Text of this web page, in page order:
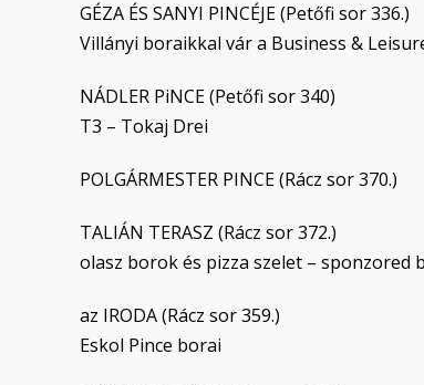
GÉZA ÉS SANYI PINCÉJE (Petőfi sor 336.)
Villányi boraikkal vár a Business &
NÁDLER PiNCE (Petőfi sor 340)
T3 – Tokaj Drei
POLGÁRMESTER PINCE (Rácz sor 370.)
TALIÁN TERASZ (Rácz sor 372.)
olasz borok és pizza szelet – sponzored
az IRODA (Rácz sor 359.)
Eskol Pince borai